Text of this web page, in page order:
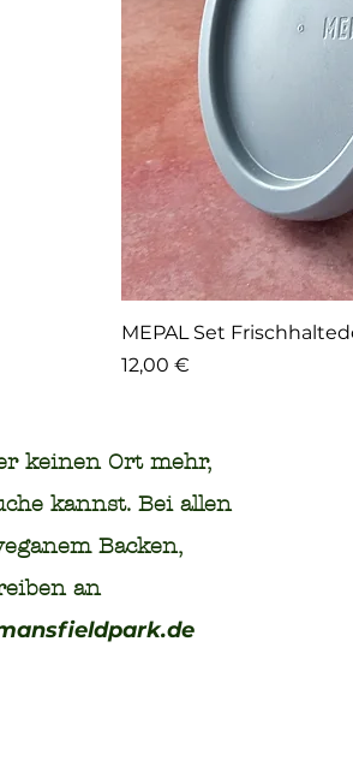
MEPAL Set
Preis
12,00 €
keinen Ort mehr,
kannst. Bei allen
Backen,
an